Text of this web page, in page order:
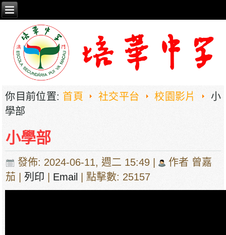
你目前位置: 首頁 社交平台 校園影片
小
學部
小學部
發佈: 2024-06-11, 週二 15:49 |
作者 曾嘉
茄 |列印 Email | 點擊數: 25157